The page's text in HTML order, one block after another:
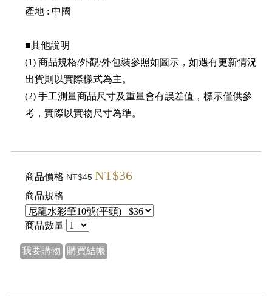
產地 : 中國
■其他說明
(1) 商品規格/外觀/外包裝參照如圖示，如遇有更新情況
出貨則以實際樣式為主。
(2) 手工測量商品尺寸及重量會有誤差值，標示僅供參
考，實際以實物尺寸為準。
商品價格NT$45 NT$36
商品規格
商品數量
我要購物 購買結帳